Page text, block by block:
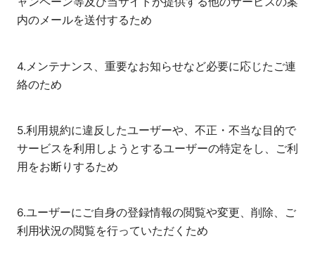
内のメールを送付するため
4.メンテナンス、重要なお知らせなど必要に応じたご連
絡のため
5.利用規約に違反したユーザーや、不正・不当な目的で
サービスを利用しようとするユーザーの特定をし、ご利
用をお断りするため
6.ユーザーにご自身の登録情報の閲覧や変更、削除、ご
利用状況の閲覧を行っていただくため